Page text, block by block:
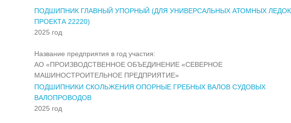
ПОДШИПНИК ГЛАВНЫЙ УПОРНЫЙ (ДЛЯ УНИВЕРСАЛЬНЫХ АТОМНЫХ
ПРОЕКТА 22220)
2025 год
Название предприятия в год участия:
АО «ПРОИЗВОДСТВЕННОЕ ОБЪЕДИНЕНИЕ «СЕВЕРНОЕ
МАШИНОСТРОИТЕЛЬНОЕ ПРЕДПРИЯТИЕ»
ПОДШИПНИКИ СКОЛЬЖЕНИЯ ОПОРНЫЕ ГРЕБНЫХ ВАЛОВ СУДОВЫХ
ВАЛОПРОВОДОВ
2025 год